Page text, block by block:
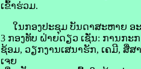
ເຂົ້າຮ່ວມ.
ໃນກອງປະຊຸມ ບັນດາສະຫາຍ ອ
3 ກອງທັບ ຝ່າຍດຽວ ເຊັ່ນ: ການກ
ຊ້ອມ, ວຽກງານເສນາຮັກ, ເຄມີ, ສື່
ເຈຍ